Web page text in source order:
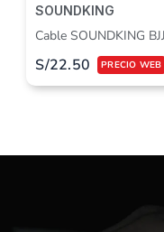
SOUNDKING
Cable SOUNDKING
S/22.50